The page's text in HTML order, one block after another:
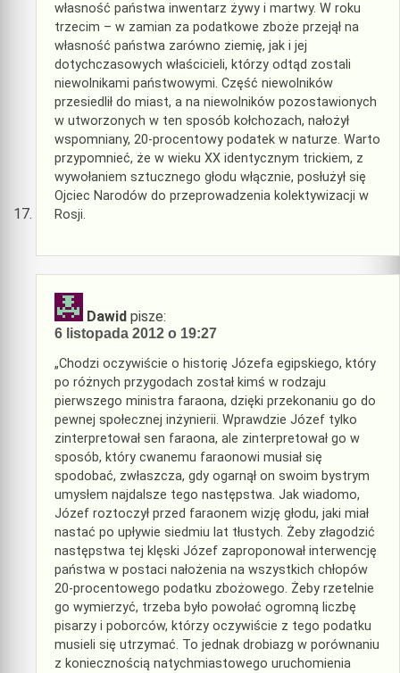
własność państwa inwentarz żywy i martwy. W roku
trzecim – w zamian za podatkowe zboże przejął na
własność państwa zarówno ziemię, jak i jej
dotychczasowych właścicieli, którzy odtąd zostali
niewolnikami państwowymi. Część niewolników
przesiedlił do miast, a na niewolników pozostawionych
w utworzonych w ten sposób kołchozach, nałożył
wspomniany, 20-procentowy podatek w naturze. Warto
przypomnieć, że w wieku XX identycznym trickiem, z
wywołaniem sztucznego głodu włącznie, posłużył się
Ojciec Narodów do przeprowadzenia kolektywizacji w
Rosji.
Dawid pisze:
6 listopada 2012 o 19:27
„Chodzi oczywiście o historię Józefa egipskiego, który
po różnych przygodach został kimś w rodzaju
pierwszego ministra faraona, dzięki przekonaniu go do
pewnej społecznej inżynierii. Wprawdzie Józef tylko
zinterpretował sen faraona, ale zinterpretował go w
sposób, który cwanemu faraonowi musiał się
spodobać, zwłaszcza, gdy ogarnął on swoim bystrym
umysłem najdalsze tego następstwa. Jak wiadomo,
Józef roztoczył przed faraonem wizję głodu, jaki miał
nastać po upływie siedmiu lat tłustych. Żeby złagodzić
następstwa tej klęski Józef zaproponował interwencję
państwa w postaci nałożenia na wszystkich chłopów
20-procentowego podatku zbożowego. Żeby rzetelnie
go wymierzyć, trzeba było powołać ogromną liczbę
pisarzy i poborców, którzy oczywiście z tego podatku
musieli się utrzymać. To jednak drobiazg w porównaniu
z koniecznością natychmiastowego uruchomienia